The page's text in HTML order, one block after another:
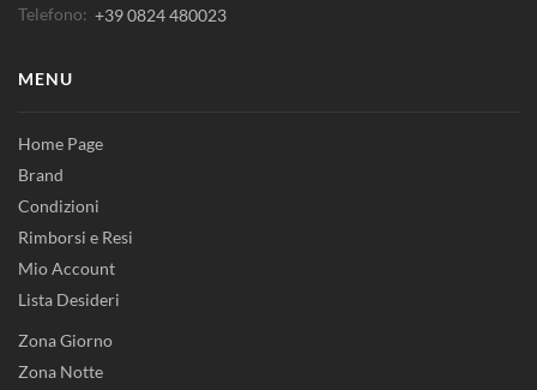
Telefono: +39 0824 480023
MENU
Home Page
Brand
Condizioni
Rimborsi e Resi
Mio Account
Lista Desideri
Zona Giorno
Zona Notte